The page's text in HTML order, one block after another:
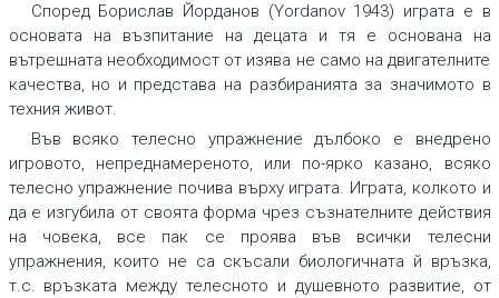
Според Борислав Йорданов (Yordanov 1943) играта е в
основата на възпитание на децата и тя е основана на
вътрешната необходимост от изява не само на двигателните
качества, но и представа на разбиранията за значимото в
техния живот.
Във всяко телесно упражнение дълбоко е внедрено
игровото, непреднамереното, или по-ярко казано, всяко
телесно упражнение почива върху играта. Играта, колкото и
да е изгубила от своята форма чрез съзнателните действия
на човека, все пак се проява във всички телесни
упражнения, които не са скъсали биологичната й връзка,
т.с. връзката между телесното и душевното развитие, от